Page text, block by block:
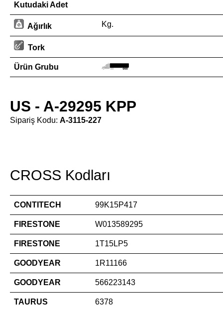
Kutudaki Adet
Ağırlık Kg.
Tork
Ürün Grubu
US - A-29295 KPP
Sipariş Kodu: A-3115-227
CROSS Kodları
CONTITECH 99K15P417
FIRESTONE W013589295
FIRESTONE 1T15LP5
GOODYEAR 1R11166
GOODYEAR 566223143
TAURUS 6378